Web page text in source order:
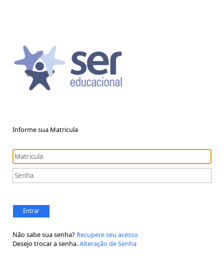
Informe sua Matricula
Entrar
Não sabe sua senha? Recupere seu acesso
Desejo trocar a senha.Alteração de Senha